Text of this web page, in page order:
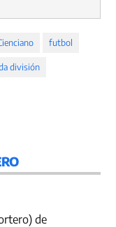
futbol
división
de